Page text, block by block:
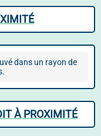
dans un rayon de
À PROXIMITÉ